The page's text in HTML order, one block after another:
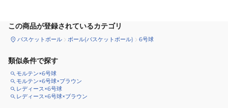
この商品が登録されているカテゴリ
バスケットボール ボール(バスケットボール) 6号球
類似条件で探す
モルテン×6号球
モルテン×6号球×ブラウン
レディース×6号球
レディース×6号球×ブラウン